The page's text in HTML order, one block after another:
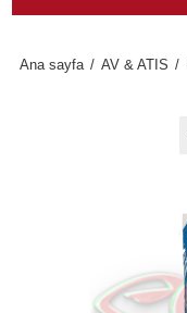
Ana sayfa / AV & ATIS /